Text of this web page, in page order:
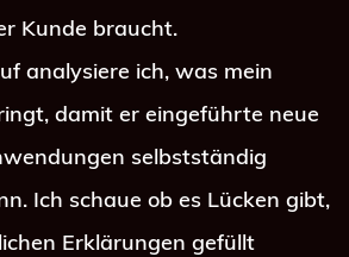
Kunde braucht.
analysiere ich, was mein
damit er eingeführte neue
selbstständig
Ich schaue ob es Lücken gibt,
Erklärungen gefüllt